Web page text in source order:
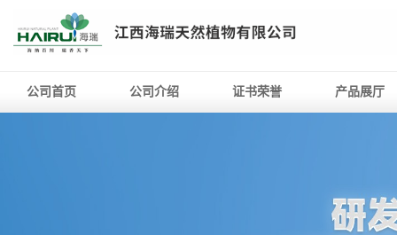
公司首页 公司介绍 证书荣誉 产品展厅